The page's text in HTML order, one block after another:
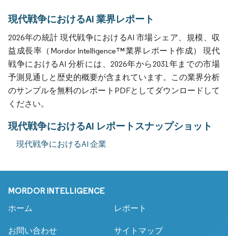
現代戦争におけるAI 業界レポート
2026年の統計 現代戦争におけるAI 市場シェア、規模、収
益成長率（Mordor Intelligence™業界レポート作成） 現代
戦争におけるAI 分析には、2026年から2031年までの市場
予測見通しと歴史的概要が含まれています。この業界分析
のサンプルを無料のレポートPDFとしてダウンロードして
ください。
現代戦争におけるAI レポートスナップショット
現代戦争におけるAI 企業
MORDOR INTELLIGENCE
ホーム レポート
お問い合わせ サイトマップ